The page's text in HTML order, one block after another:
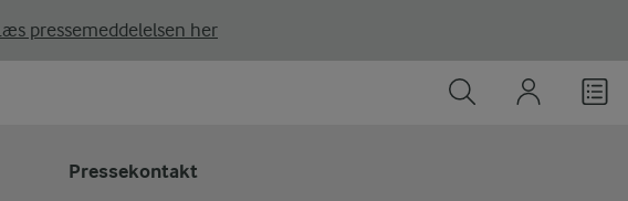
pressemeddelelsen her
Pressekontakt